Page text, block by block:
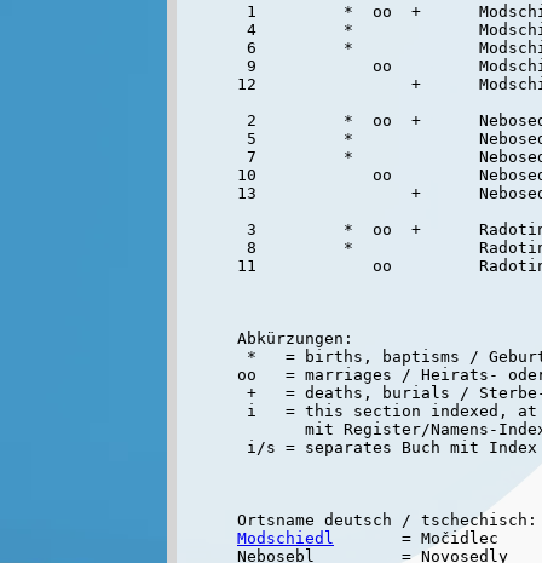
1         *  oo  +
4         *
6         *
9            oo
12                +
2         *  oo  +
5         *
7         *
10            oo
13                +
3         *  oo  +      Radotin
8         *             Radotin
Abkürzungen:
*   = births, baptisms /
oo   = marriages / Heirats-
+   = deaths, burials / Sterbe-
i   = this section indexed,
mit Register/Namens-
Modschiedl
       = Močidlec
Nebosebl         = Novosedly